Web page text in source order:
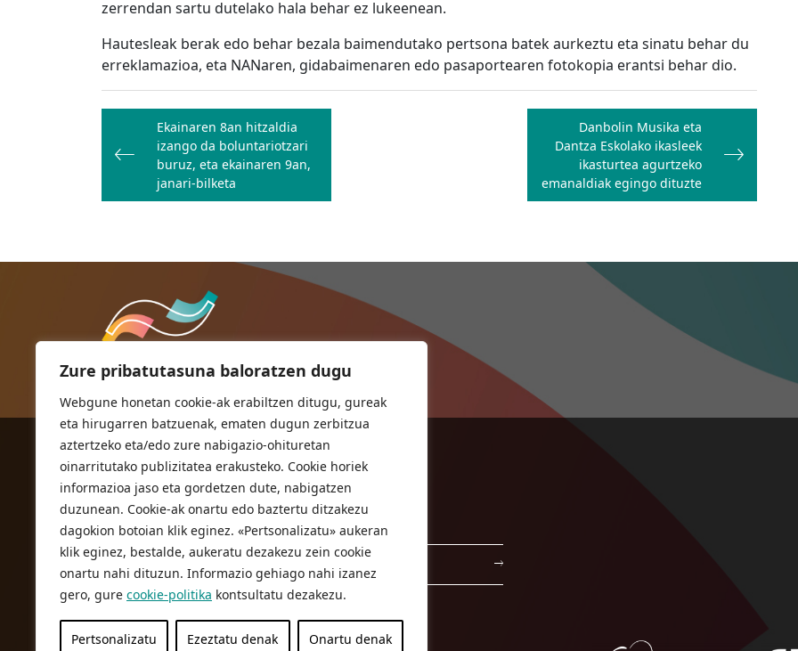
Zure pribatutasuna baloratzen dugu
Webgune honetan cookie-ak erabiltzen ditugu, gureak
eta hirugarren batzuenak, ematen dugun zerbitzua
aztertzeko eta/edo zure nabigazio-ohituretan
oinarritutako publizitatea erakusteko. Cookie horiek
informazioa jaso eta gordetzen dute, nabigatzen
duzunean. Cookie-ak onartu edo baztertu ditzakezu
dagokion botoian klik eginez. «Pertsonalizatu» aukeran
klik eginez, bestalde, aukeratu dezakezu zein cookie
onartu nahi dituzun. Informazio gehiago nahi izanez
gero, gure cookie-politika kontsultatu dezakezu.
Pertsonalizatu Ezeztatu denak Onartu denak
zerrendan sartu dutelako hala behar ez lukeenean.
Hautesleak berak edo behar bezala baimendutako pertsona batek aurkeztu eta sinatu behar du
erreklamazioa, eta NANaren, gidabaimenaren edo pasaportearen fotokopia erantsi behar dio.
Bidalketetan
zehar
nabigatu
Ekainaren 8an hitzaldia
izango da boluntariotzari
buruz, eta ekainaren 9an,
janari-bilketa
Danbolin Musika eta
Dantza Eskolako ikasleek
ikasturtea agurtzeko
emanaldiak egingo dituzte
ORIOKO UDALA
Herriko plaza,1
20810 Orio (Gipuzkoa)
T. 943 83 03 46
bulegoak@orio.eus